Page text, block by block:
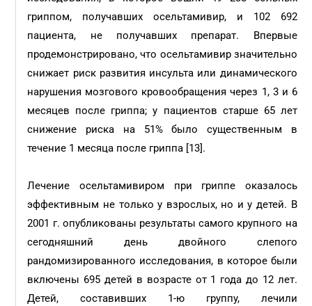
гриппом, получавших осельтамивир, и 102 692
пациента, не получавших препарат. Впервые
продемонстрировано, что осельтамивир значительно
снижает риск развития инсульта или динамического
нарушения мозгового кровообращения через 1, 3 и 6
месяцев после гриппа; у пациентов старше 65 лет
снижение риска на 51% было существенным в
течение 1 месяца после гриппа [13].
Лечение осельтамивиром при гриппе оказалось
эффективным не только у взрослых, но и у детей. В
2001 г. опубликованы результаты самого крупного на
сегодняшний день двойного слепого
рандомизированного исследования, в которое были
включены 695 детей в возрасте от 1 года до 12 лет.
Детей, составивших 1-ю группу, лечили